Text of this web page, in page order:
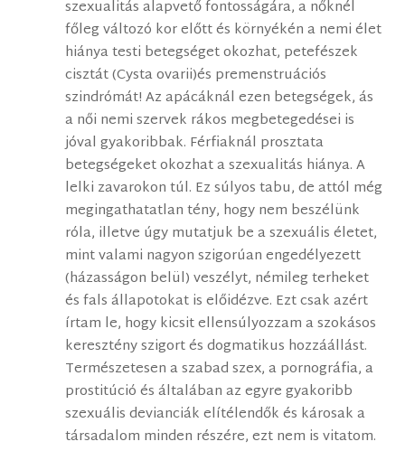
szexualitás alapvető fontosságára, a nőknél
főleg változó kor előtt és környékén a nemi élet
hiánya testi betegséget okozhat, petefészek
cisztát (Cysta ovarii)és premenstruációs
szindrómát! Az apácáknál ezen betegségek, ás
a női nemi szervek rákos megbetegedései is
jóval gyakoribbak. Férfiaknál prosztata
betegségeket okozhat a szexualitás hiánya. A
lelki zavarokon túl. Ez súlyos tabu, de attól még
megingathatatlan tény, hogy nem beszélünk
róla, illetve úgy mutatjuk be a szexuális életet,
mint valami nagyon szigorúan engedélyezett
(házasságon belül) veszélyt, némileg terheket
és fals állapotokat is előidézve. Ezt csak azért
írtam le, hogy kicsit ellensúlyozzam a szokásos
keresztény szigort és dogmatikus hozzáállást.
Természetesen a szabad szex, a pornográfia, a
prostitúció és általában az egyre gyakoribb
szexuális devianciák elítélendők és károsak a
társadalom minden részére, ezt nem is vitatom.